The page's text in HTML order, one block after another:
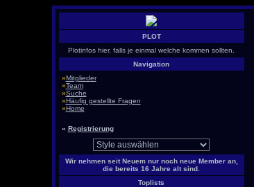
PLOT
Plotinfos hier, falls je einmal welche kommen sollten.
Navigation
»Mitglieder
»Team
»Suche
»Häufig gestellte Fragen
»Home
» Registrierung
Wir nehmen seit Neuem nur noch neue Member an,
die bereits 16 Jahre alt sind.
Toplists